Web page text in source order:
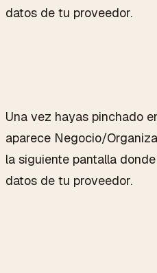
datos de tu proveedor.
Una vez hayas pinchado
aparece Negocio/
la siguiente pantalla
datos de tu proveedor.